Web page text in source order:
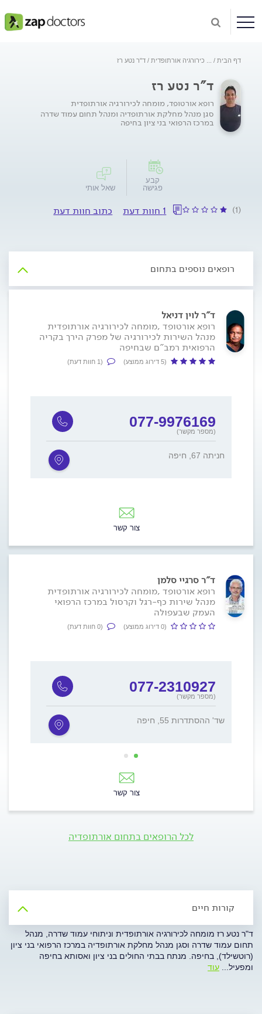
דף הבית כירורגיה אורתופדית ד"ר נטע רז
ד"ר נטע רז
רופא אורטופד, מומחה לכירורגיה אורתופדית
סגן מנהל מחלקת אורתופדיה ומנהל תחום עמוד שדרה
במרכז הרפואי בני ציון בחיפה
קבע
פגישה
שאל אותי
(1) 1 חוות דעת כתוב חוות דעת
רופאים נוספים בתחום
ד"ר לוין דניאל
רופא אורטופד ,מומחה לכירורגיה אורתופדית
מנהל השירות לכירורגיה של מפרק הירך בקריה
הרפואית רמב"ם שבחיפה
(5 דירוג ממוצע) (1 חוות דעת)
077-9976169
(מספר מקשר)
חניתה 67, חיפה
צור קשר
ד"ר סרגיי סלמן
רופא אורטופד ,מומחה לכירורגיה אורתופדית
מנהל שירות כף-רגל וקרסול במרכז הרפואי
העמק שבעפולה
(0 דירוג ממוצע) (0 חוות דעת)
077-2310927
(מספר מקשר)
שד' ההסתדרות 55, חיפה
צור קשר
לכל הרופאים בתחום אורתופדיה
קורות חיים
ד"ר נטע רז מומחה לכירורגיה אורתופדית וניתוחי עמוד שדרה, מנהל
תחום עמוד שדרה וסגן מנהל מחלקת אורתופדיה במרכז הרפואי בני ציון
(רוטשילד), בחיפה. מנתח בבתי החולים בני ציון ואסותא בחיפה
ומפעיל
עוד